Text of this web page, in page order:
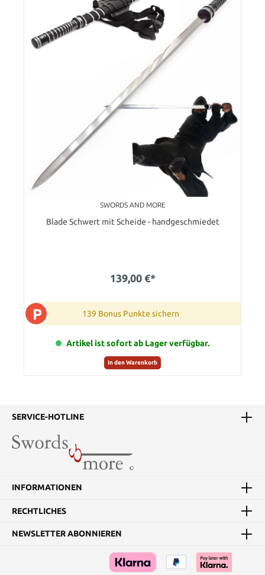
SWORDS AND MORE
Blade Schwert mit Scheide - handgeschmiedet
139,00 €*
P 139 Bonus Punkte sichern
Artikel ist sofort ab Lager verfügbar.
In den Warenkorb
SERVICE-HOTLINE
INFORMATIONEN
RECHTLICHES
NEWSLETTER ABONNIEREN